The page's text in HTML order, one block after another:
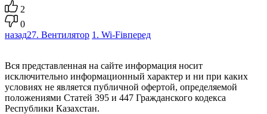
2
0
назад27. Вентилятор 1. Wi-Fiвперед
Вся представленная на сайте информация носит
исключительно информационный характер и ни при каких
условиях не является публичной офертой, определяемой
положениями Статей 395 и 447 Гражданского кодекса
Республики Казахстан.